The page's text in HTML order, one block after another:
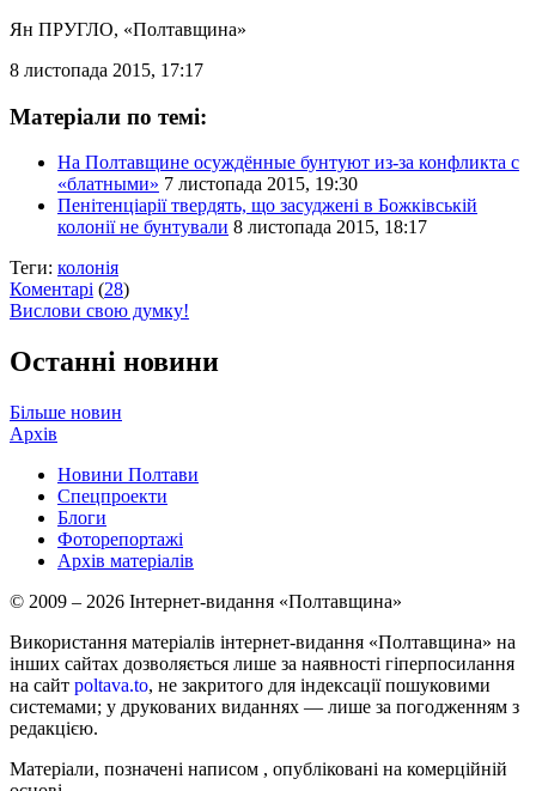
Ян ПРУГЛО, «Полтавщина»
8 листопада 2015, 17:17
Матеріали по темі:
На Полтавщине осуждённые бунтуют из-за конфликта с
«блатными» 7 листопада 2015, 19:30
Пенітенціарії твердять, що засуджені в Божківській
колонії не бунтували 8 листопада 2015, 18:17
Теги: колонія
Коментарі (28)
Вислови свою думку!
Останні новини
Більше новин
Архів
Новини Полтави
Спецпроекти
Блоги
Фоторепортажі
Архів матеріалів
© 2009 – 2026 Інтернет-видання «Полтавщина»
Використання матеріалів інтернет-видання «Полтавщина» на
інших сайтах дозволяється лише за наявності гіперпосилання
на сайт poltava.to, не закритого для індексації пошуковими
системами; у друкованих виданнях — лише за погодженням з
редакцією.
Матеріали, позначені написом , опубліковані на комерційній